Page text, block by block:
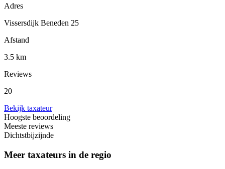
Adres
Vissersdijk Beneden 25
Afstand
3.5 km
Reviews
20
Bekijk taxateur
Hoogste beoordeling
Meeste reviews
Dichtstbijzijnde
Meer taxateurs in de regio